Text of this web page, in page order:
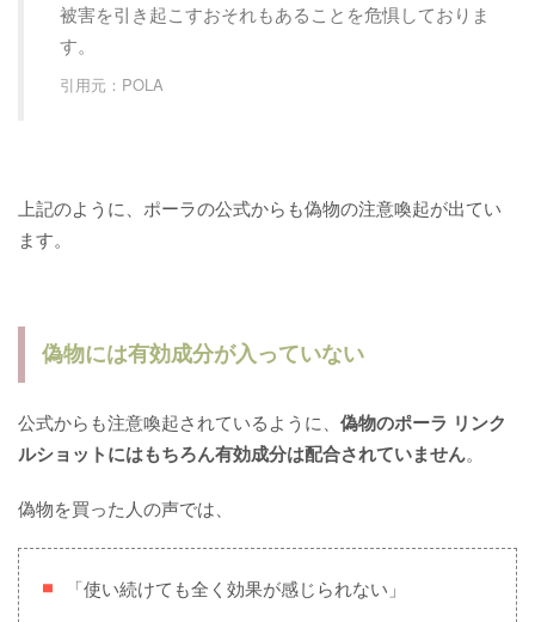
被害を引き起こすおそれもあることを危惧しておりま
す。
引用元：POLA
上記のように、ポーラの公式からも偽物の注意喚起が出てい
ます。
偽物には有効成分が入っていない
公式からも注意喚起されているように、 偽物のポーラ リンク
ルショットにはもちろん有効成分は配合されていません。
偽物を買った人の声では、
「使い続けても全く効果が感じられない」